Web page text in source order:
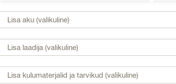
Lisa aku (valikuline)
Lisa laadija (valikuline)
Lisa kulumaterjalid ja tarvikud (valikuline)